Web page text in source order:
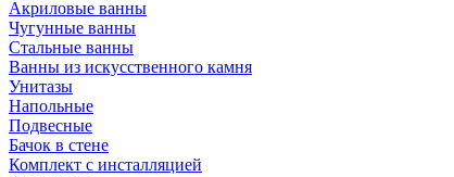
Акриловые ванны
Чугунные ванны
Стальные ванны
Ванны из искусственного камня
Унитазы
Напольные
Подвесные
Бачок в стене
Комплект с инсталляцией